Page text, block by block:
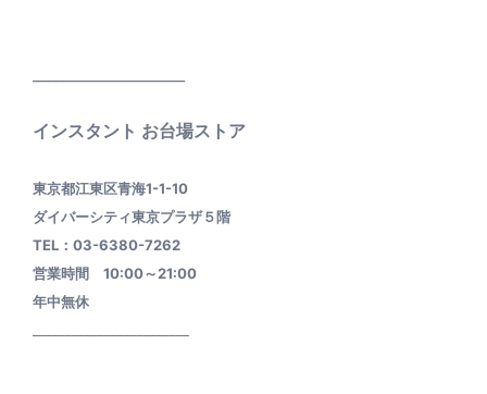
インスタント お台場ストア
東京都江東区青海1-1-10
ダイバーシティ東京プラザ５階
TEL：03-6380-7262
営業時間 10:00～21:00
年中無休